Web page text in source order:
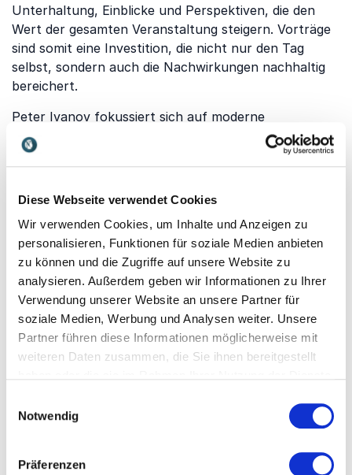
Diese Webseite verwendet Cookies
Wir verwenden Cookies, um Inhalte und Anzeigen zu
personalisieren, Funktionen für soziale Medien anbieten
zu können und die Zugriffe auf unsere Website zu
analysieren. Außerdem geben wir Informationen zu Ihrer
Verwendung unserer Website an unsere Partner für
soziale Medien, Werbung und Analysen weiter. Unsere
Partner führen diese Informationen möglicherweise mit
weiteren Daten zusammen, die Sie ihnen bereitgestellt
Notwendig
Präferenzen
Unterhaltung, Einblicke und Perspektiven, die den
Wert der gesamten Veranstaltung steigern. Vorträge
sind somit eine Investition, die nicht nur den Tag
selbst, sondern auch die Nachwirkungen nachhaltig
bereichert.
Peter Ivanov fokussiert sich auf moderne
Zusammenarbeit, New Leadership und den Umgang
mit Veränderung. Seine Vorträge helfen, komplexe
Orientierung in dynamischen Arbeitswelten. So
konstruktiv mitzugestalten.
Markus Hofmann verbindet Wissen mit
Entertainment. Mit seinen lebendigen Vorträgen zu
Lernen, Gedächtnis und Aufmerksamkeit sorgt er
dafür, dass Inhalte nicht nur gehört, sondern
langfristig behalten werden. Gerade bei
Veranstaltungen mit vielen Programmpunkten
, erfolgreicher Spitzentrainer,
überträgt Prinzipien aus dem Leistungssport auf
Vertrauen und klare Ziele zu Höchstleistungen